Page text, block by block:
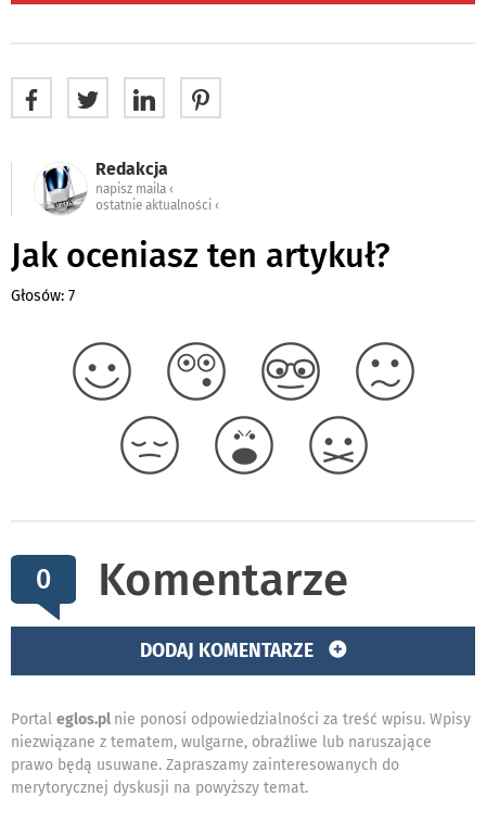
Redakcja
napisz maila ‹
ostatnie aktualności ‹
Jak oceniasz ten artykuł?
Głosów: 7
0 Komentarze
DODAJ KOMENTARZE
Portal eglos.pl nie ponosi odpowiedzialności za treść wpisu. Wpisy
niezwiązane z tematem, wulgarne, obraźliwe lub naruszające
prawo będą usuwane. Zapraszamy zainteresowanych do
merytorycznej dyskusji na powyższy temat.